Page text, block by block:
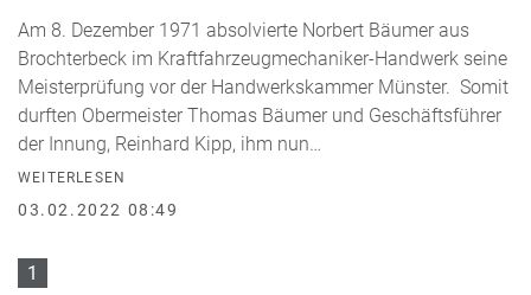
Am 8. Dezember 1971 absolvierte Norbert Bäumer aus
Brochterbeck im Kraftfahrzeugmechaniker-Handwerk seine
Meisterprüfung vor der Handwerkskammer Münster. Somit
durften Obermeister Thomas Bäumer und Geschäftsführer
der Innung, Reinhard Kipp, ihm nun…
WEITERLESEN
03.02.2022 08:49
1